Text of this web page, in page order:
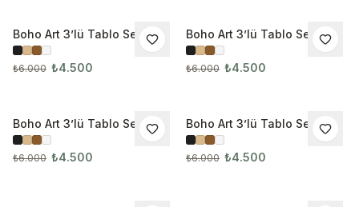
İNDIRIM
Boho Art 3’lü Tablo Seti
3281
₺6.000 ₺4.500
İNDIRIM
Boho Art 3’lü Tablo Seti
3282
₺6.000 ₺4.500
İNDIRIM
Boho Art 3’lü Tablo Seti
3283
₺6.000 ₺4.500
İNDIRIM
Boho Art 3’lü Tablo Seti
3288
₺6.000 ₺4.500